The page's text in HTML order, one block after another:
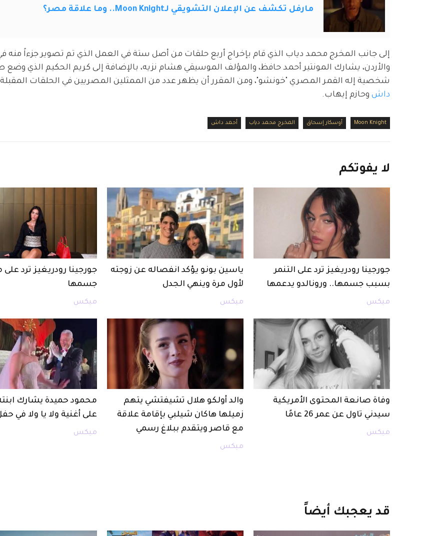
مارفل تكشف عن الإعلان التشويقي لـMoon Knight.. وما علاقة مصر؟
إلى جانب المخرج محمد دياب الذي قام بإخراج أربع حلقات من أصل ستة في العمل الذي تم تصوير جزءاً منه
والأردن، يشارك المونتير أحمد حافظ، والمؤلف الموسيقي هشام نزيه، بالإضافة إلى كريم الحكيم الذي وضع
شخصية إله القمر المصري "خونشو"، ومن المقرر أن يظهر عدد من الممثلين المصريين في الحلقات
داش وحازم إيهاب.
Moon Knight أوسكار إسحاق المخرج محمد دياب أحمد داش
لا يفوتكم
جورجينا رودريغيز ترد على التنمر
بسبب جسمها.. ورونالدو يدعمها
ميكس
ياسين بونو يؤكد انفصاله عن زوجته
لأول مرة وينهي الجدل
ميكس
جورجينا رودريغيز ترد
جسمها
ميكس
وفاة صانعة المحتوى الأمريكية
سيدني تاول عن عمر 26 عامًا
ميكس
والد أولكو هلال تشيفتشي يتهم
زميلها هاكان شيلبي بإقامة علاقة
مع قاصر ويتقدم ببلاغ رسمي
ميكس
محمود حميدة يشارك
على أغنية ولا يا ولا في
ميكس
قد يعجبك أيضاً